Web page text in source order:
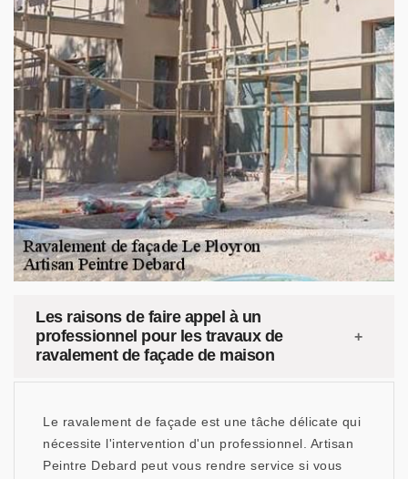
Les raisons de faire appel à un
professionnel pour les travaux de
ravalement de façade de maison
Le ravalement de façade est une tâche délicate qui
nécessite l'intervention d'un professionnel. Artisan
Peintre Debard peut vous rendre service si vous